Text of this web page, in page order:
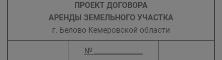
ПРОЕКТ ДОГОВОРА
АРЕНДЫ ЗЕМЕЛЬНОГО УЧАСТКА
г. Белово Кемеровской области
№